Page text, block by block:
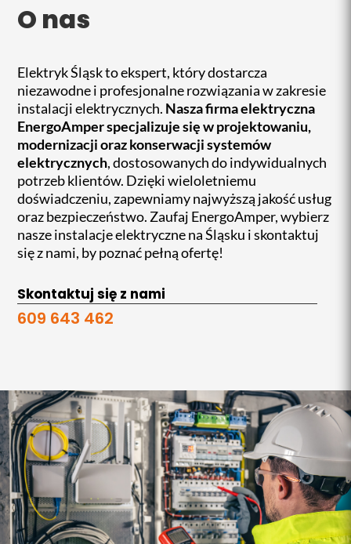
O nas
Elektryk Śląsk to ekspert, który dostarcza
niezawodne i profesjonalne rozwiązania w zakresie
instalacji elektrycznych. Nasza firma elektryczna
EnergoAmper specjalizuje się w projektowaniu,
modernizacji oraz konserwacji systemów
elektrycznych, dostosowanych do indywidualnych
potrzeb klientów. Dzięki wieloletniemu
doświadczeniu, zapewniamy najwyższą jakość usług
oraz bezpieczeństwo. Zaufaj EnergoAmper, wybierz
nasze instalacje elektryczne na Śląsku i skontaktuj
się z nami, by poznać pełną ofertę!
Skontaktuj się z nami
609 643 462